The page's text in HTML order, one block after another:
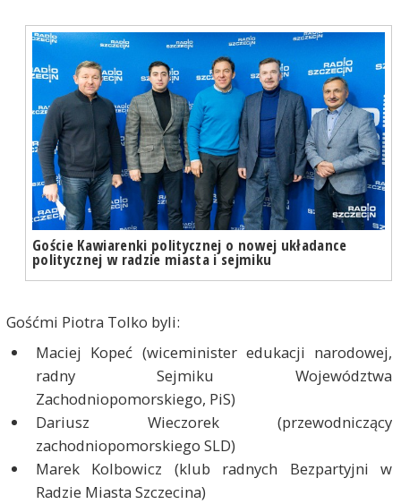
Goście Kawiarenki politycznej o nowej układance
politycznej w radzie miasta i sejmiku
Gośćmi Piotra Tolko byli:
Maciej Kopeć (wiceminister edukacji narodowej,
radny Sejmiku Województwa
Zachodniopomorskiego, PiS)
Dariusz Wieczorek (przewodniczący
zachodniopomorskiego SLD)
Marek Kolbowicz (klub radnych Bezpartyjni w
Radzie Miasta Szczecina)